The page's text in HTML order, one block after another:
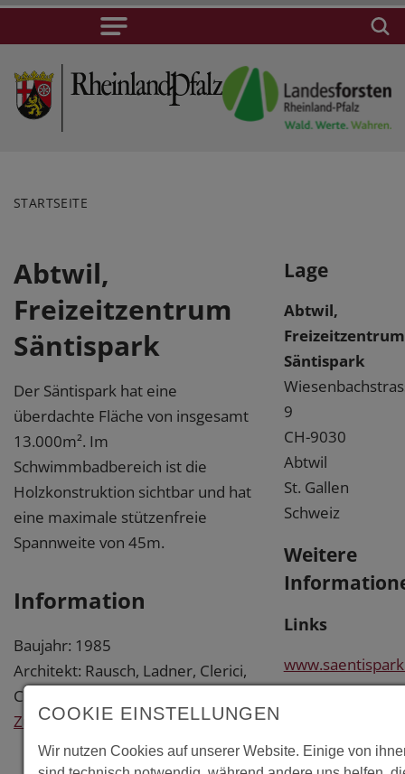
STARTSEITE
Abtwil,
Freizeitzentrum
Säntispark
Der Säntispark hat eine
überdachte Fläche von insgesamt
13.000m². Im
Schwimmbadbereich ist die
Holzkonstruktion sichtbar und hat
eine maximale stützenfreie
Spannweite von 45m.
Information
Baujahr: 1985
Architekt: Rausch, Ladner, Clerici,
CH-Rheineck
Zurück
Lage
Abtwil,
Freizeitzentrum
Säntispark
9
CH-9030
Abtwil
St. Gallen
Schweiz
Weitere
Links
http://
COOKIE EINSTELLUNGEN
Wir nutzen Cookies auf unserer Website. Einige von